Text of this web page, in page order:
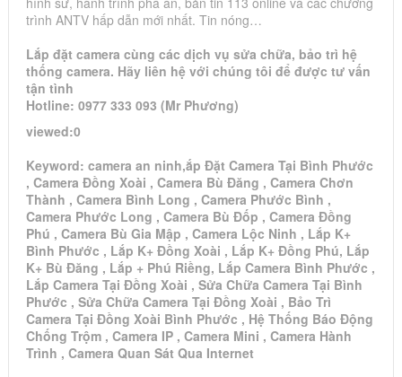
trình ANTV hấp dẫn mới nhất. Tin nóng…
Lắp đặt camera cùng các dịch vụ sửa chữa, bảo trì hệ
thống camera. Hãy liên hệ với chúng tôi để được tư vấn
tận tình
Hotline: 0977 333 093 (Mr Phương)
viewed:0
Keyword: camera an ninh,ắp Đặt Camera Tại Bình Phước
, Camera Đồng Xoài , Camera Bù Đăng , Camera Chơn
Thành , Camera Bình Long , Camera Phước Bình ,
Camera Phước Long , Camera Bù Đốp , Camera Đồng
Phú , Camera Bù Gia Mập , Camera Lộc Ninh , Lắp K+
Bình Phước , Lắp K+ Đồng Xoài , Lắp K+ Đồng Phú, Lắp
K+ Bù Đăng , Lắp + Phú Riềng, Lắp Camera Bình Phước ,
Lắp Camera Tại Đồng Xoài , Sửa Chữa Camera Tại Bình
Phước , Sửa Chữa Camera Tại Đồng Xoài , Bảo Trì
Camera Tại Đồng Xoài Bình Phước , Hệ Thống Báo Động
Chống Trộm , Camera IP , Camera Mini , Camera Hành
Trình , Camera Quan Sát Qua Internet